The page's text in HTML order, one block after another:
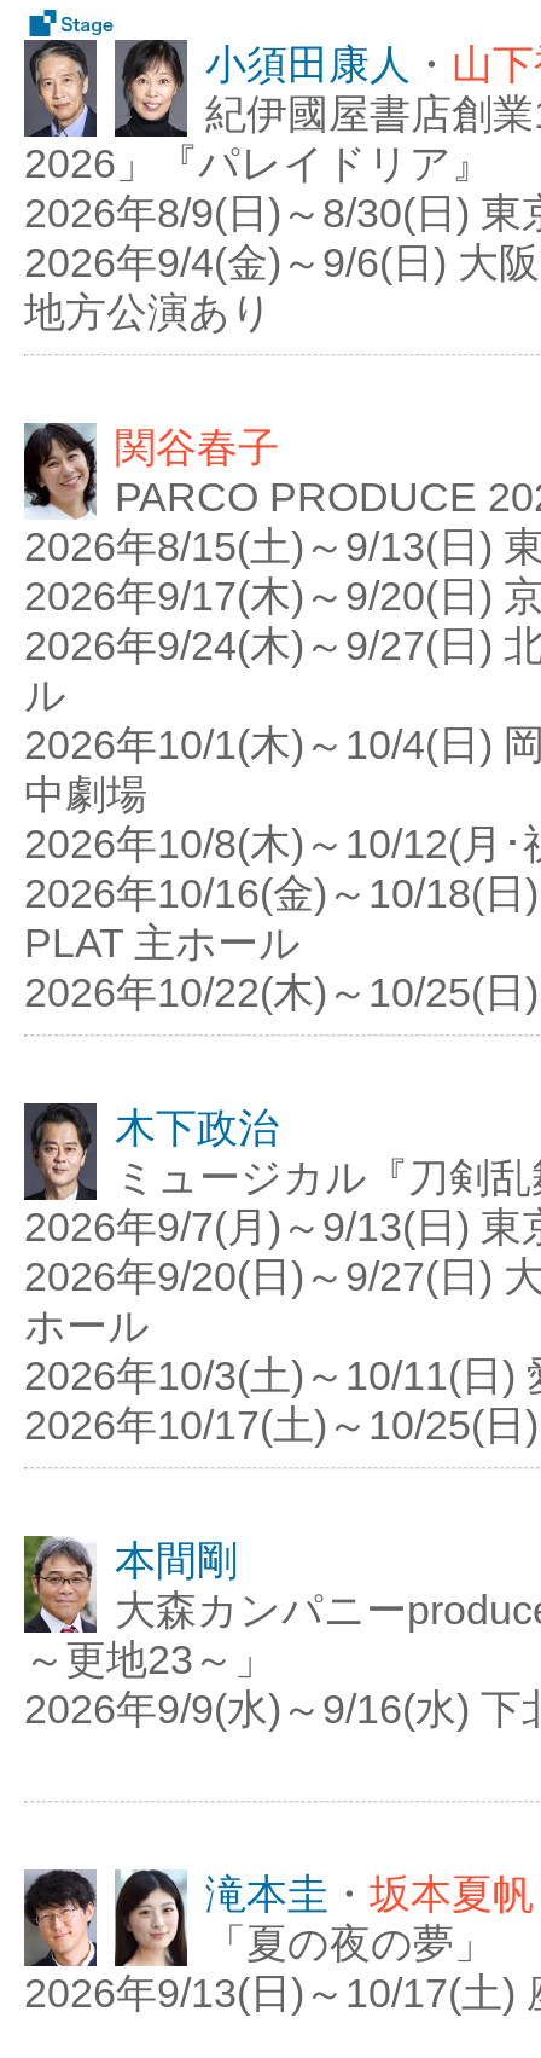
小須田康人 ・ 山
紀伊國屋書店創
2026」『パレイドリア』
2026年8/9(日)～8/30(日) 東
2026年9/4(金)～9/6(日) 大
地方公演あり
関谷春子
PARCO PRODUCE
2026年8/15(土)～9/13(日)
2026年9/17(木)～9/20(日)
2026年9/24(木)～9/27(日)
ル
2026年10/1(木)～10/4(日)
中劇場
2026年10/8(木)～10/12(月
2026年10/16(金)～10/18(
PLAT 主ホール
2026年10/22(木)～10/25(
木下政治
ミュージカル『刀剣
2026年9/7(月)～9/13(日) 東
2026年9/20(日)～9/27(日)
ホール
2026年10/3(土)～10/11(日)
2026年10/17(土)～10/25(
本間剛
大森カンパニー
～更地23～」
2026年9/9(水)～9/16(水) 下
滝本圭 ・ 坂本夏帆
「夏の夜の夢」
2026年9/13(日)～10/17(土)